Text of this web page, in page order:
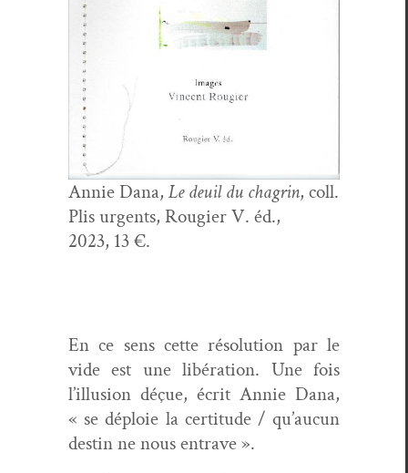
Annie Dana, Le deuil du cha­grin, coll.
Plis urgents, Rougi­er V. éd.,
2023, 13 €.
En ce sens cette réso­lu­tion par le
vide est une libéra­tion. Une fois
l’illusion déçue, écrit Annie Dana,
« se déploie la cer­ti­tude / qu’aucun
des­tin ne nous entrave ».